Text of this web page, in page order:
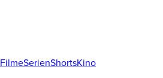
FilmeSerienShortsKino